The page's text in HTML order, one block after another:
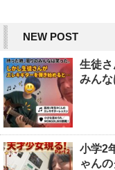
NEW POST
生徒
みん
小学2
ゃん